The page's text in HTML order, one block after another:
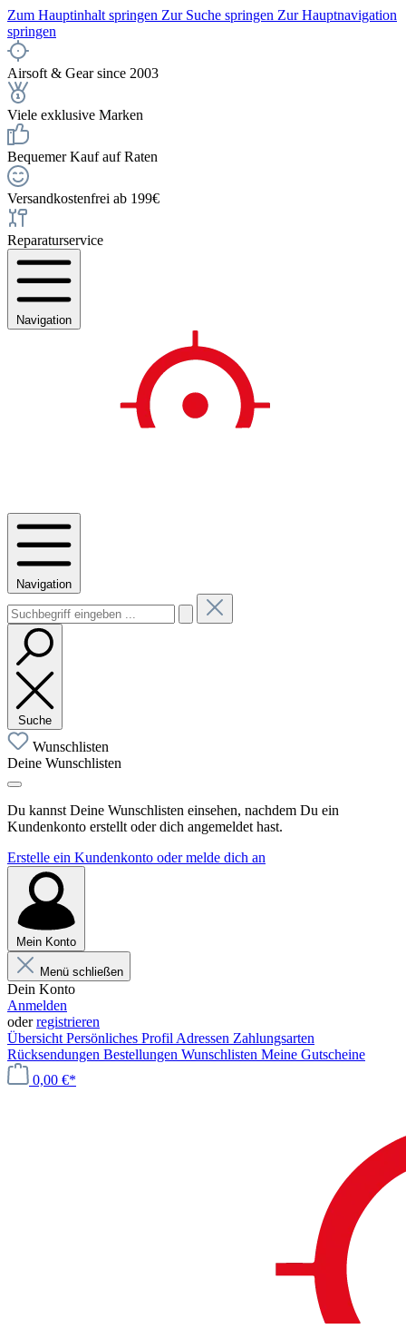
Zum Hauptinhalt springen Zur Suche springen Zur Hauptnavigation
springen
Airsoft & Gear since 2003
Viele exklusive Marken
Bequemer Kauf auf Raten
Versandkostenfrei ab 199€
Reparaturservice
Navigation
Navigation
Suche
Wunschlisten
Deine Wunschlisten
Du kannst Deine Wunschlisten einsehen, nachdem Du ein
Kundenkonto erstellt oder dich angemeldet hast.
Erstelle ein Kundenkonto oder melde dich an
Mein Konto
Menü schließen
Dein Konto
Anmelden
oderregistrieren
Übersicht Persönliches Profil Adressen Zahlungsarten
Rücksendungen Bestellungen Wunschlisten Meine Gutscheine
0,00 €*